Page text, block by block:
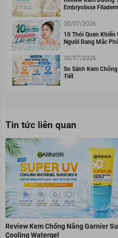
Embryolisse
30/07/2026
10 Thói Quen Khiến
Người Đang Mắc
30/07/2026
So Sánh Kem
Tiết
Tin tức liên quan
Review Kem Chống Nắng Garnier
Cooling Watergel